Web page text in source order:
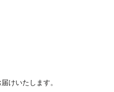
けいたします。